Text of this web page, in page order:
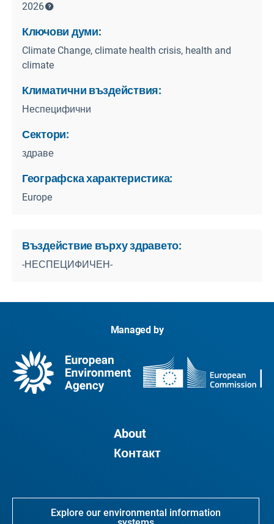
2026
Ключови думи:
Climate Change, climate health crisis, health and
climate
Климатични въздействия:
Неспецифични
Сектори:
здраве
Географска характеристика:
Europe
Въздействие върху здравето:
-НЕСПЕЦИФИЧЕН-
Managed by
About
Контакт
Explore our environmental information